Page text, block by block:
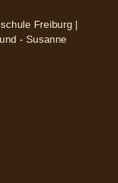
Freiburg |
- Susanne